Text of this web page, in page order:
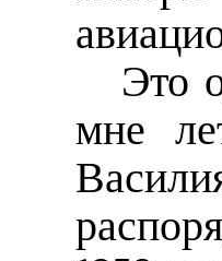
Это
мне